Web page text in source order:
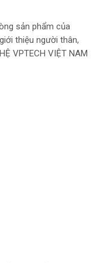
sản phẩm của
thiệu người thân,
VPTECH VIỆT NAM